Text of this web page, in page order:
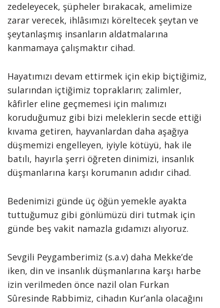
zedeleyecek, şüpheler bırakacak, amelimize
zarar verecek, ihlâsımızı köreltecek şeytan ve
şeytanlaşmış insanların aldatmalarına
kanmamaya çalışmaktır cihad.
Hayatımızı devam ettirmek için ekip biçtiğimiz,
sularından içtiğimiz toprakların; zalimler,
kâfirler eline geçmemesi için malımızı
koruduğumuz gibi bizi meleklerin secde ettiği
kıvama getiren, hayvanlardan daha aşağıya
düşmemizi engelleyen, iyiyle kötüyü, hak ile
batılı, hayırla şerri öğreten dinimizi, insanlık
düşmanlarına karşı korumanın adıdır cihad.
Bedenimizi günde üç öğün yemekle ayakta
tuttuğumuz gibi gönlümüzü diri tutmak için
günde beş vakit namazla gıdamızı alıyoruz.
Sevgili Peygamberimiz (s.a.v) daha Mekke’de
iken, din ve insanlık düşmanlarına karşı harbe
izin verilmeden önce nazil olan Furkan
Sûresinde Rabbimiz, cihadın Kur’anla olacağını